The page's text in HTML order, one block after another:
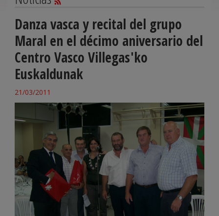
Danza vasca y recital del grupo
Maral en el décimo aniversario del
Centro Vasco Villegas'ko
Euskaldunak
21/03/2011